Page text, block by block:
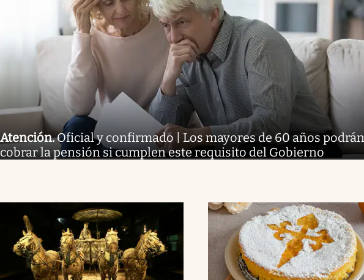
Atención.Oficial y confirmado | Los mayores de 60 años podrán
cobrar la pensión si cumplen este requisito del Gobierno